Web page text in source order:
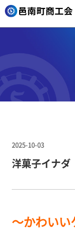
2025-10-03
洋菓子イナダ
～かわい